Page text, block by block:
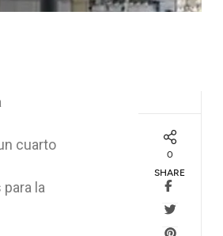
cuarto
la
0
SHARE